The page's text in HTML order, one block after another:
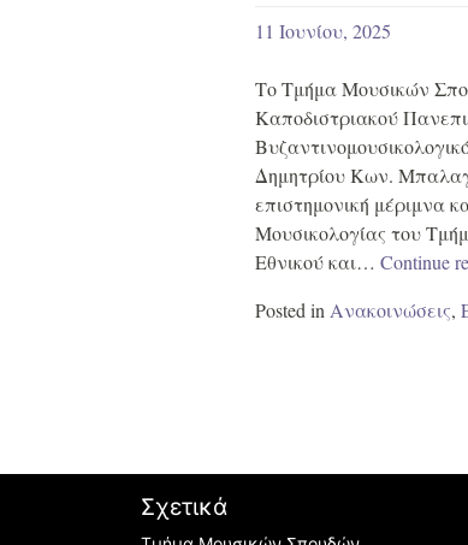
11 Ιουνίου, 2025
Το Τμήμα Μουσικών
Καποδιστριακού
Δημητρίου Κων.
επιστημονική μέριμνα
Μουσικολογίας του
Εθνικού και… Continue
Posted inΑνακοινώσεις,
Σχετικά